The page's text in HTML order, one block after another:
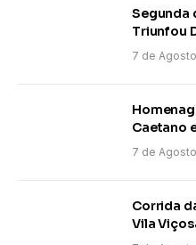
Segunda
Triunfou
7 de
Caetano
7 de
Corrida
Vila